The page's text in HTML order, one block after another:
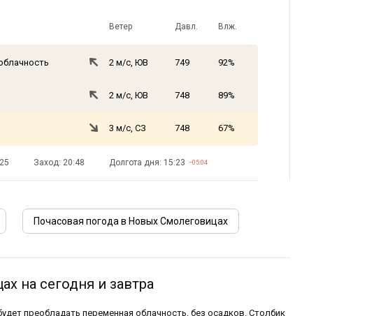
Ветер Давл. Влж.
2 м/с, ЮВ 749 92%
2 м/с, ЮВ 748 89%
3 м/с, СЗ 748 67%
Заход: 20:48 Долгота дня: 15:23 −05:04
Почасовая погода в Новых Смолеговицах
на сегодня и завтра
преобладать переменная облачность, без осадков. Столбик